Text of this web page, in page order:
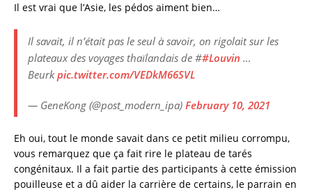
Il est vrai que l’Asie, les pédos aiment bien…
Il savait, il n’était pas le seul à savoir, on rigolait sur les
plateaux des voyages thaïlandais de ##Louvin …
Beurkpic.twitter.com/VEDkM66SVL
— GeneKong (@post_modern_ipa) February 10, 2021
Eh oui, tout le monde savait dans ce petit milieu corrompu,
vous remarquez que ça fait rire le plateau de tarés
congénitaux. Il a fait partie des participants à cette émission
pouilleuse et a dû aider la carrière de certains, le parrain en